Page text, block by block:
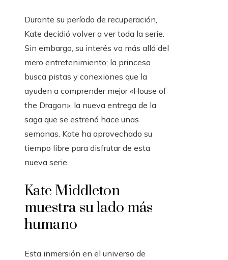
Durante su período de recuperación,
Kate decidió volver a ver toda la serie.
Sin embargo, su interés va más allá del
mero entretenimiento; la princesa
busca pistas y conexiones que la
ayuden a comprender mejor «House of
the Dragon», la nueva entrega de la
saga que se estrenó hace unas
semanas. Kate ha aprovechado su
tiempo libre para disfrutar de esta
nueva serie.
Kate Middleton
muestra su lado más
humano
Esta inmersión en el universo de